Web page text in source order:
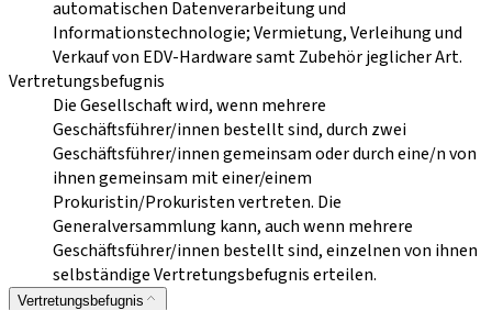
automatischen Datenverarbeitung und
Informationstechnologie; Vermietung, Verleihung und
Verkauf von EDV-Hardware samt Zubehör jeglicher Art.
Vertretungsbefugnis
Die Gesellschaft wird, wenn mehrere
Geschäftsführer/innen bestellt sind, durch zwei
Geschäftsführer/innen gemeinsam oder durch eine/n von
ihnen gemeinsam mit einer/einem
Prokuristin/Prokuristen vertreten. Die
Generalversammlung kann, auch wenn mehrere
Geschäftsführer/innen bestellt sind, einzelnen von ihnen
selbständige Vertretungsbefugnis erteilen.
Vertretungsbefugnis